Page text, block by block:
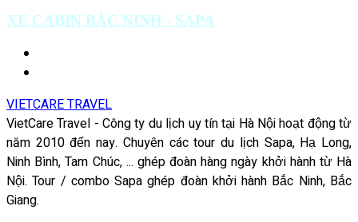
XE CABIN BẮC NINH - SAPA
VIETCARE TRAVEL
VietCare Travel - Công ty du lịch uy tín tại Hà Nội hoạt động từ
năm 2010 đến nay. Chuyên các tour du lịch Sapa, Hạ Long,
Ninh Bình, Tam Chúc, ... ghép đoàn hàng ngày khởi hành từ Hà
Nội. Tour / combo Sapa ghép đoàn khởi hành Bắc Ninh, Bắc
Giang.